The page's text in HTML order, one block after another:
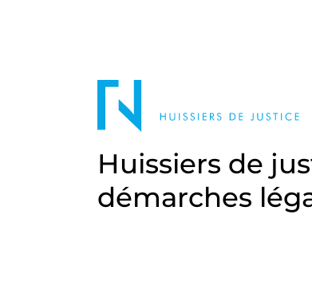
Huissiers de
démarches